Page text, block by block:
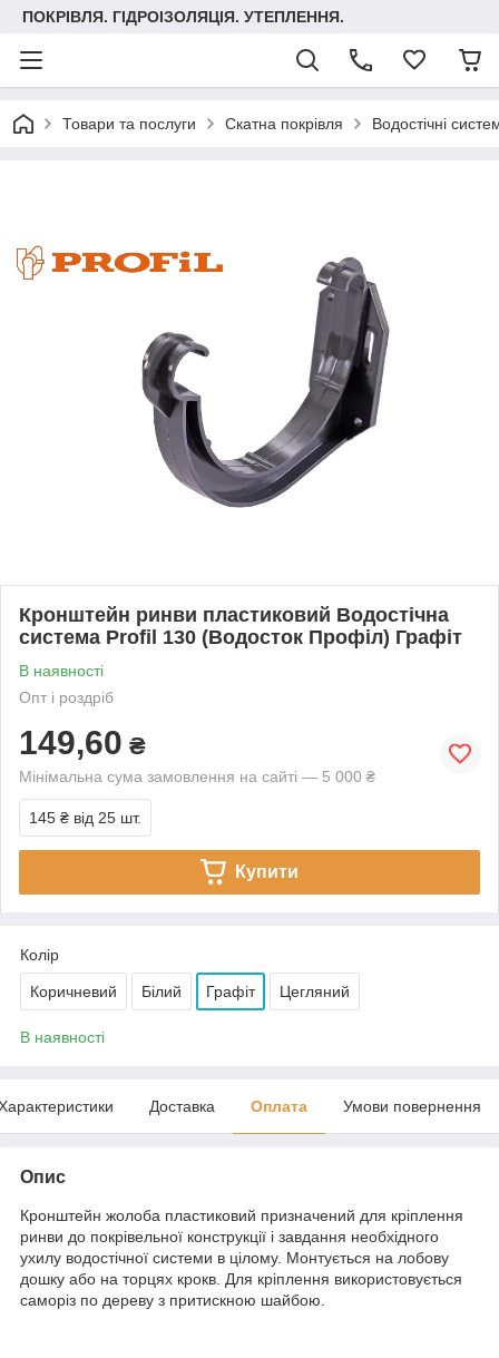
ПОКРІВЛЯ. ГІДРОІЗОЛЯЦІЯ. УТЕПЛЕННЯ.
Товари та послуги Скатна покрівля Водостічні
Кронштейн ринви пластиковий Водостічна
система Profil 130 (Водосток Профіл) Графіт
В наявності
Опт і роздріб
149,60 ₴
Мінімальна сума замовлення на сайті — 5 000 ₴
145 ₴ від 25 шт.
Купити
Колір
Коричневий Білий Графіт Цегляний
В наявності
Доставка Оплата Умови повернення
Опис
Кронштейн жолоба пластиковий призначений для кріплення
ринви до покрівельної конструкції і завдання необхідного
ухилу водостічної системи в цілому. Монтується на лобову
дошку або на торцях крокв. Для кріплення використовується
саморіз по дереву з притискною шайбою.